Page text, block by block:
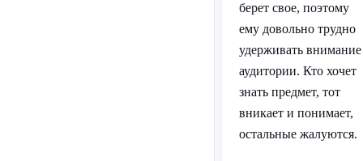
берет свое, поэтому
ему довольно трудно
удерживать внимание
аудитории. Кто хочет
знать предмет, тот
вникает и понимает,
остальные жалуются.